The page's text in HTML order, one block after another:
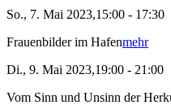
So., 7. Mai 2023,15:00 - 17:30
Frauenbilder im Hafenmehr
Di., 9. Mai 2023,19:00 - 21:00
Vom Sinn und Unsinn der